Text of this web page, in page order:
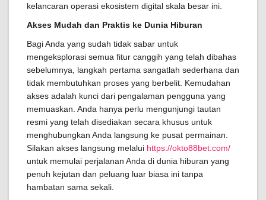
kelancaran operasi ekosistem digital skala besar ini.
Akses Mudah dan Praktis ke Dunia Hiburan
Bagi Anda yang sudah tidak sabar untuk
mengeksplorasi semua fitur canggih yang telah dibahas
sebelumnya, langkah pertama sangatlah sederhana dan
tidak membutuhkan proses yang berbelit. Kemudahan
akses adalah kunci dari pengalaman pengguna yang
memuaskan. Anda hanya perlu mengunjungi tautan
resmi yang telah disediakan secara khusus untuk
menghubungkan Anda langsung ke pusat permainan.
Silakan akses langsung melalui https://okto88bet.com/
untuk memulai perjalanan Anda di dunia hiburan yang
penuh kejutan dan peluang luar biasa ini tanpa
hambatan sama sekali.